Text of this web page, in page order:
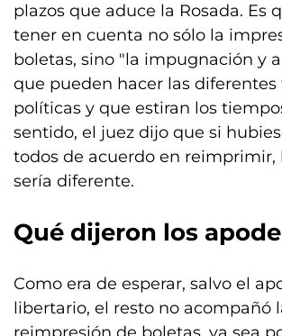
plazos que aduce la Rosada. Es
tener en cuenta no sólo la
boletas, sino "la impugnación y
que pueden hacer las diferentes
políticas y que estiran los
sentido, el juez dijo que si
todos de acuerdo en reimprimir,
sería diferente.
Qué dijeron los
Como era de esperar, salvo el
libertario, el resto no acompañó